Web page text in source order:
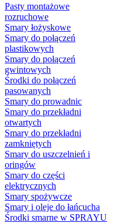
Pasty montażowe
rozruchowe
Smary łożyskowe
Smary do połączeń
plastikowych
Smary do połączeń
gwintowych
Środki do połączeń
pasowanych
Smary do prowadnic
Smary do przekładni
otwartych
Smary do przekładni
zamkniętych
Smary do uszczelnień i
oringów
Smary do części
elektrycznych
Smary spożywcze
Smary i oleje do łańcucha
Środki smarne w SPRAYU